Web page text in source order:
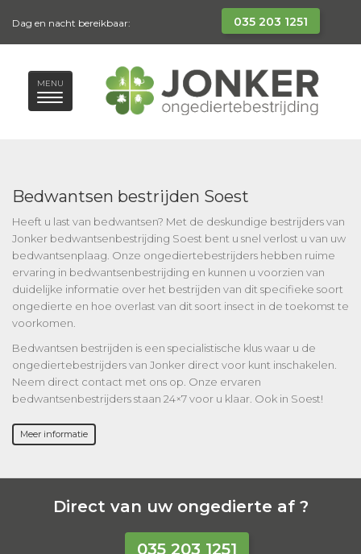
Dag en nacht bereikbaar: 035 203 1251
MENU
Bedwantsen bestrijden Soest
Heeft u last van bedwantsen? Met de deskundige bestrijders van
Jonker bedwantsenbestrijding Soest bent u snel verlost u van uw
bedwantsenplaag. Onze ongediertebestrijders hebben ruime
ervaring in bedwantsenbestrijding en kunnen u voorzien van
duidelijke informatie over het bestrijden van dit specifieke soort
ongedierte en hoe overlast van dit soort insect in de toekomst te
voorkomen.
Bedwantsen bestrijden is een specialistische klus waar u de
ongediertebestrijders van Jonker direct voor kunt inschakelen.
Neem direct contact met ons op. Onze ervaren
bedwantsenbestrijders staan 24×7 voor u klaar. Ook in Soest!
Meer informatie
Direct van uw ongedierte af ?
035 203 1251